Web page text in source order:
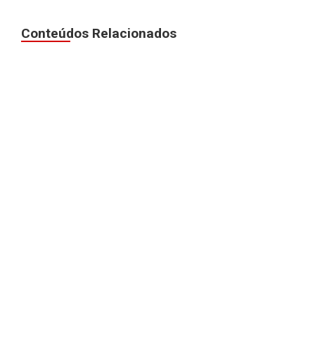
Conteúdos Relacionados